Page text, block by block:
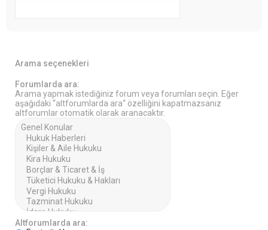
Arama seçenekleri
Forumlarda ara:
Arama yapmak istediğiniz forum veya forumları seçin. Eğer
aşağıdaki “altforumlarda ara“ özelliğini kapatmazsanız
altforumlar otomatik olarak aranacaktır.
Altforumlarda ara: